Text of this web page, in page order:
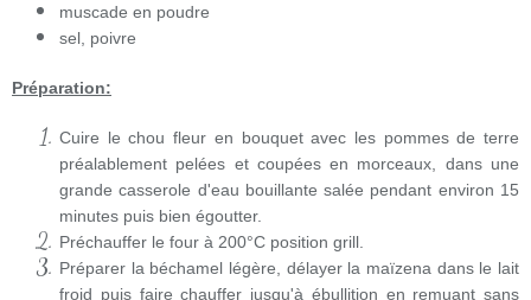
muscade en poudre
sel, poivre
Préparation:
Cuire le chou fleur en bouquet avec les pommes de terre
préalablement pelées et coupées en morceaux, dans une
grande casserole d'eau bouillante salée pendant environ 15
minutes puis bien égoutter.
Préchauffer le four à 200°C position grill.
Préparer la béchamel légère, délayer la maïzena dans le lait
froid puis faire chauffer jusqu'à ébullition en remuant sans